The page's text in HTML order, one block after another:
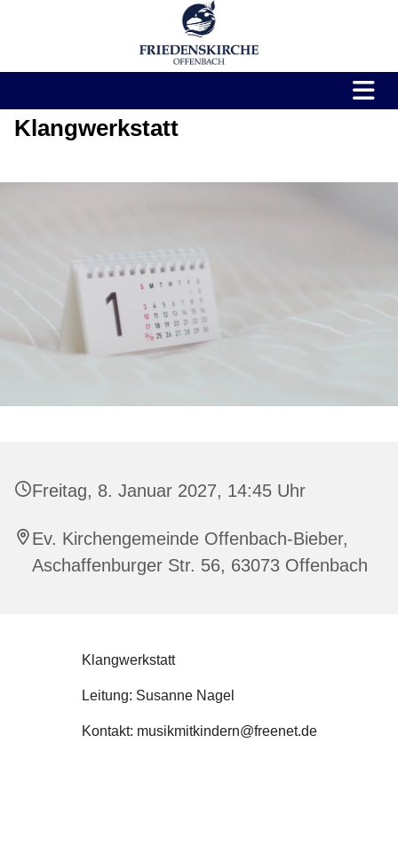
Klangwerkstatt
Freitag, 8. Januar 2027, 14:45 Uhr
Ev. Kirchengemeinde Offenbach-Bieber,
Aschaffenburger Str. 56, 63073 Offenbach
Klangwerkstatt
Leitung: Susanne Nagel
Kontakt: musikmitkindern@freenet.de